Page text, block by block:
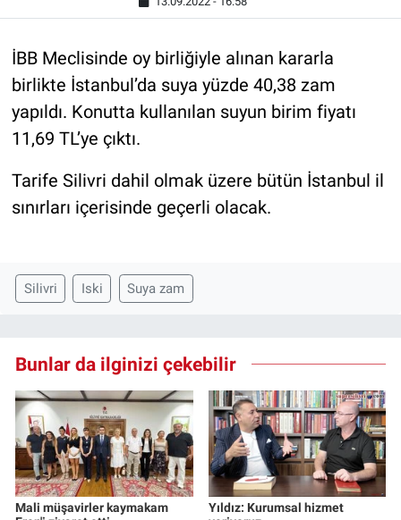
İBB Meclisinde oy birliğiyle alınan kararla
birlikte İstanbul’da suya yüzde 40,38 zam
yapıldı. Konutta kullanılan suyun birim fiyatı
11,69 TL’ye çıktı.
Tarife Silivri dahil olmak üzere bütün İstanbul il
sınırları içerisinde geçerli olacak.
Silivri Iski Suya zam
Bunlar da ilginizi çekebilir
Mali müşavirler kaymakam
Yıldız: Kurumsal hizmet